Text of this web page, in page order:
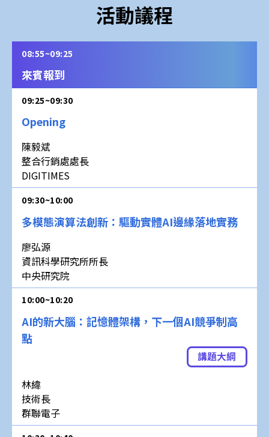
活動議程
08:55~09:25
來賓報到
09:25~09:30
Opening
陳毅斌
整合行銷處處長
DIGITIMES
09:30~10:00
多模態演算法創新：驅動實體AI邊緣落地實務
廖弘源
資訊科學研究所所長
中央研究院
10:00~10:20
AI的新大腦：記憶體架構，下一個AI競爭制高
點
講題大綱
林緯
技術長
群聯電子